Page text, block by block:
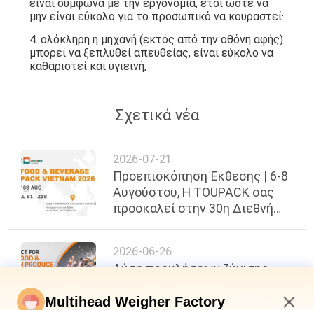
είναι σύμφωνα με την εργονομία, έτσι ώστε να
μην είναι εύκολο για το προσωπικό να κουραστεί·
4. ολόκληρη η μηχανή (εκτός από την οθόνη αφής)
μπορεί να ξεπλυθεί απευθείας, είναι εύκολο να
καθαριστεί και υγιεινή,
Σχετικά νέα
2026-07-21
Προεπισκόπηση Έκθεσης | 6-8
Αυγούστου, Η TOUPACK σας
προσκαλεί στην 30η Διεθνή
2026-06-26
Λύση προκλήσεων ζύγισης
τεχνολογία Flip Hopper
Multihead Weigher Factory